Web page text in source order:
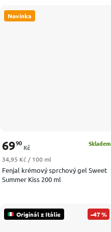
Novinka
Fenjal krémový sprchový gel Sweet
Summer Kiss 200 ml
Skladem
6990
Kč
Měrná cena:
34,95 Kč / 100 ml
Originál z Itálie –47 %